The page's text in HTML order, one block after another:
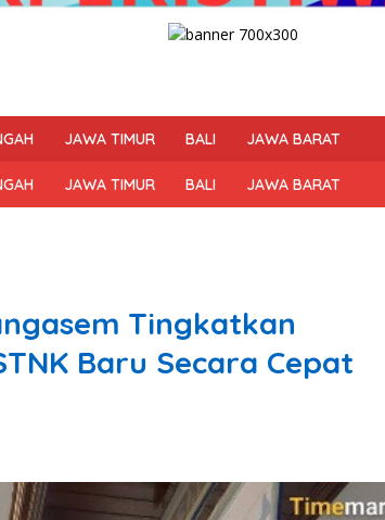
JAWA TIMUR BALI JAWA BARAT
JAWA TIMUR BALI JAWA BARAT
Tingkatkan
Baru Secara Cepat